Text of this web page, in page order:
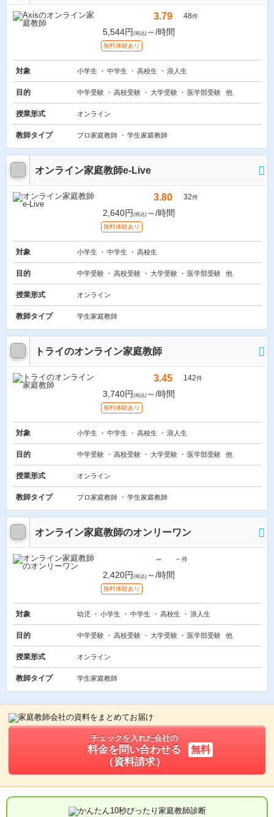
3.79 48件
5,544円 (税込) ～/時間
無料体験あり
対象 小学生 中学生 高校生 浪人生
目的 中学受験 高校受験 大学受験 医学部受験 他
授業形式 オンライン
教師タイプ プロ家庭教師 学生家庭教師
オンライン家庭教師e-Live
3.80 32件
2,640円 (税込) ～/時間
無料体験あり
対象 小学生 中学生 高校生
目的 中学受験 高校受験 大学受験 医学部受験 他
授業形式 オンライン
教師タイプ 学生家庭教師
トライのオンライン家庭教師
3.45 142件
3,740円 (税込) ～/時間
無料体験あり
対象 小学生 中学生 高校生 浪人生
目的 中学受験 高校受験 大学受験 医学部受験 他
授業形式 オンライン
教師タイプ プロ家庭教師 学生家庭教師
オンライン家庭教師のオンリーワン
－ － 件
2,420円 (税込) ～/時間
無料体験あり
対象 幼児 小学生 中学生 高校生 浪人生
目的 中学受験 高校受験 大学受験 医学部受験 他
授業形式 オンライン
教師タイプ 学生家庭教師
チェックを入れた会社の
料金を問い合わせる
（資料請求）
無料